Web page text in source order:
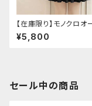
【在庫限り】モノクロオ
イズパンダパーカー
¥5,800
セール中の商品